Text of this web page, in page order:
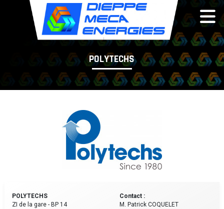
POLYTECHS
POLYTECHS
ZI de la gare - BP 14
Contact :
M. Patrick COQUELET
Panneau de gestion des cookies